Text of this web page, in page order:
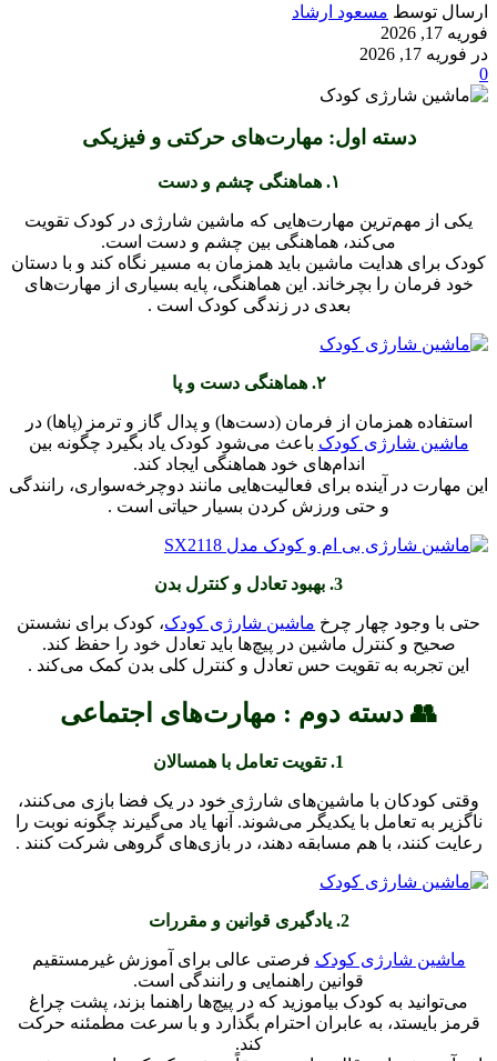
ارسال توسط مسعود ارشاد
فوریه 17, 2026
در فوریه 17, 2026
0
دسته اول: مهارت‌های حرکتی و فیزیکی
۱. هماهنگی چشم و دست
یکی از مهم‌ترین مهارت‌هایی که ماشین شارژی در کودک تقویت
می‌کند، هماهنگی بین چشم و دست است.
کودک برای هدایت ماشین باید همزمان به مسیر نگاه کند و با دستان
خود فرمان را بچرخاند. این هماهنگی، پایه بسیاری از مهارت‌های
بعدی در زندگی کودک است .
۲. هماهنگی دست و پا
استفاده همزمان از فرمان (دست‌ها) و پدال گاز و ترمز (پاها) در
ماشین شارژی کودک باعث می‌شود کودک یاد بگیرد چگونه بین
اندام‌های خود هماهنگی ایجاد کند.
این مهارت در آینده برای فعالیت‌هایی مانند دوچرخه‌سواری، رانندگی
و حتی ورزش کردن بسیار حیاتی است .
3. بهبود تعادل و کنترل بدن
حتی با وجود چهار چرخ ماشین شارژی کودک، کودک برای نشستن
صحیح و کنترل ماشین در پیچ‌ها باید تعادل خود را حفظ کند.
این تجربه به تقویت حس تعادل و کنترل کلی بدن کمک می‌کند .
👥 دسته دوم : مهارت‌های اجتماعی
1. تقویت تعامل با همسالان
وقتی کودکان با ماشین‌های شارژی خود در یک فضا بازی می‌کنند،
ناگزیر به تعامل با یکدیگر می‌شوند. آنها یاد می‌گیرند چگونه نوبت را
رعایت کنند، با هم مسابقه دهند، در بازی‌های گروهی شرکت کنند .
2. یادگیری قوانین و مقررات
ماشین شارژی کودک فرصتی عالی برای آموزش غیرمستقیم
قوانین راهنمایی و رانندگی است.
می‌توانید به کودک بیاموزید که در پیچ‌ها راهنما بزند، پشت چراغ
قرمز بایستد، به عابران احترام بگذارد و با سرعت مطمئنه حرکت
کند.